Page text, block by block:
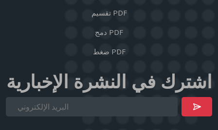
تقسيم PDF
دمج PDF
ضغط PDF
اشترك في النشرة الإخبارية